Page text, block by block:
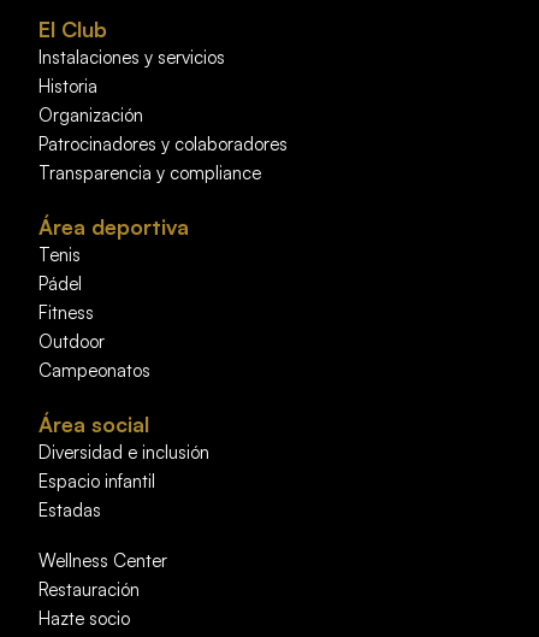
El Club
Instalaciones y servicios
Historia
Organización
Patrocinadores y colaboradores
Transparencia y compliance
Área deportiva
Tenis
Pádel
Fitness
Outdoor
Campeonatos
Área social
Diversidad e inclusión
Espacio infantil
Estadas
Wellness Center
Restauración
Hazte socio